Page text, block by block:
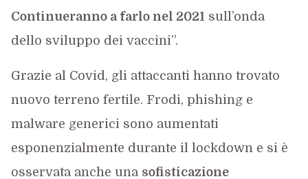
Continueranno a farlo nel 2021 sull’onda
dello sviluppo dei vaccini”.
Grazie al Covid, gli attaccanti hanno trovato
nuovo terreno fertile. Frodi, phishing e
malware generici sono aumentati
esponenzialmente durante il lockdown e si è
osservata anche una sofisticazione